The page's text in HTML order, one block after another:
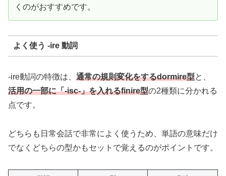
くのがおすすめです。
よく使う -ire 動詞
-ire動詞の特徴は、 通常の規則変化をするdormire型と、
活用の一部に「-isc-」を入れるfinire型の2種類に分かれる
点です。
どちらも日常会話で非常によく使うため、単語の意味だけ
でなくどちらの型かもセットで覚えるのがポイントです。